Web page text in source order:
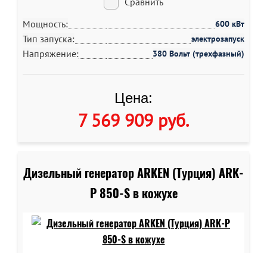
Мощность:
600 кВт
Тип запуска: электрозапуск
Напряжение: 380 Вольт (трехфазный)
Цена:
7 569 909 руб.
Дизельный генератор ARKEN (Турция) ARK-
P 850-S в кожухе